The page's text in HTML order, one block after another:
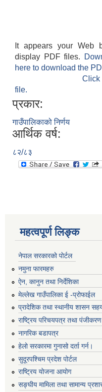
It appears your Web
display PDF files.
here to download the
file.
प्रकार:
गाउँपालिकाको निर्णय
आर्थिक वर्ष:
८२/८३
महत्वपूर्ण लिङ्क
नेपाल सरकारको पोर्टल
नमुना फारमहरु
ऐन, कानुन तथा निर्देशिका
मेल्लेख गाउँपालिका ई -प्रोफाईल
प्रादेशिक तथा स्थानीय शासन
राष्ट्रिय परिचयपत्र तथा पंजीकरण
नागरिक बडापत्र
हेलो सरकारमा गुनासो दर्ता गर्न।
सुदूरपश्चिम प्रदेश पोर्टल
राष्ट्रिय योजना आयोग
सङ्‍घीय मामिला तथा सामान्य